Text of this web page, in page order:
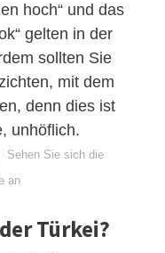
hoch“ und das
gelten in der
sollten Sie
mit dem
denn dies ist
unhöflich.
Sehen Sie sich die
an
Türkei?